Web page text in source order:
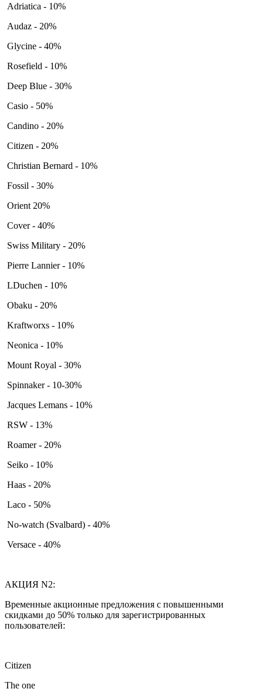
Adriatica - 10%
Audaz - 20%
Glycine - 40%
Rosefield - 10%
Deep Blue - 30%
Casio - 50%
Candino - 20%
Citizen - 20%
Christian Bernard - 10%
Fossil - 30%
Orient 20%
Cover - 40%
Swiss Military - 20%
Pierre Lannier - 10%
LDuchen - 10%
Obaku - 20%
Kraftworxs - 10%
Neonica - 10%
Mount Royal - 30%
Spinnaker - 10-30%
Jacques Lemans - 10%
RSW - 13%
Roamer - 20%
Seiko - 10%
Haas - 20%
Laco - 50%
No-watch (Svalbard) - 40%
Versace - 40%
АКЦИЯ N2:
Временные акционные предложения с повышенными
скидками до 50% только для зарегистрированных
пользователей:
Citizen
The one